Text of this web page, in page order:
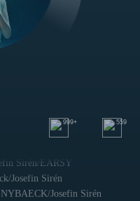
999+ 559
Sirén/EARSY
Josefin Sirén
Josefin Sirén